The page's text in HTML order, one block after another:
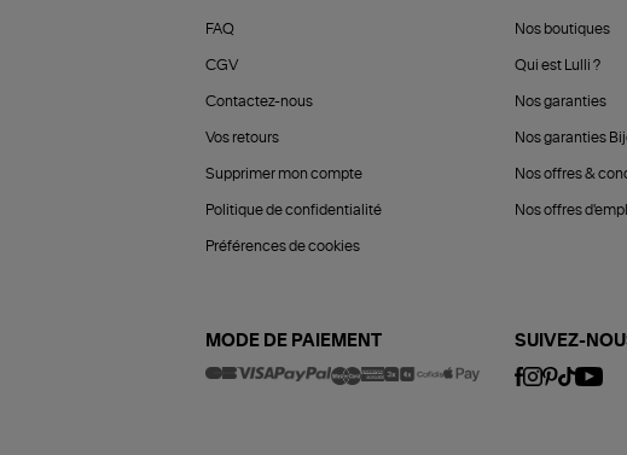
FAQ
CGV
Contactez-nous
Vos retours
Supprimer mon compte
Politique de confidentialité
Préférences de cookies
Nos boutiques
Qui est Lulli ?
Nos garanties
Nos garanties
Nos offres &
Nos offres
MODE DE PAIEMENT SUIVEZ-